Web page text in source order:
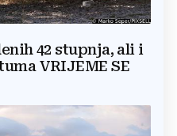
42 stupnja, ali i
VRIJEME SE